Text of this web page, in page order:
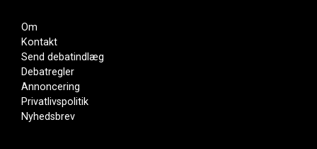
Om
Kontakt
Send debatindlæg
Debatregler
Annoncering
Privatlivspolitik
Nyhedsbrev